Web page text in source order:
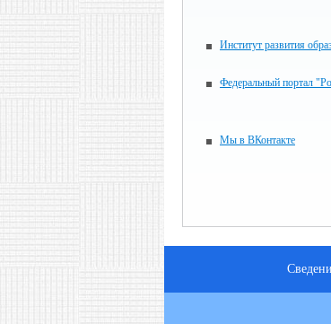
Институт развития
Федеральный портал
Мы в ВКонтакте